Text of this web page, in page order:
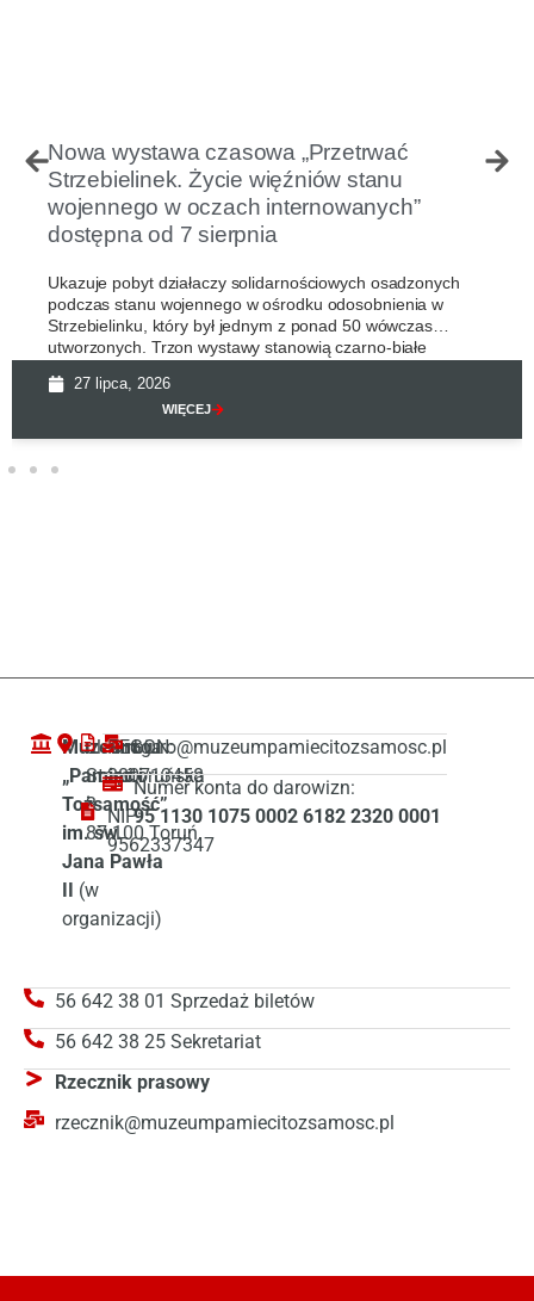
Nowa wystawa czasowa „Przetrwać
Strzebielinek. Życie więźniów stanu
wojennego w oczach internowanych”
dostępna od 7 sierpnia
Ukazuje pobyt działaczy solidarnościowych osadzonych
podczas stanu wojennego w ośrodku odosobnienia w
Strzebielinku, który był jednym z ponad 50 wówczas
utworzonych. Trzon wystawy stanowią czarno-białe
27 lipca, 2026
WIĘCEJ
Muzeum
„Pamięć i
Tożsamość”
im. św.
Jana Pawła
(w
organizacji)
ul. Droga
Starotoruńska
3
87-100 Toruń
REGON:
380713458
NIP:
9562337347
biuro@muzeumpamiecitozsamosc.pl
Numer konta do darowizn:
95 1130 1075 0002 6182 2320 0001
56 642 38 01 Sprzedaż biletów
56 642 38 25 Sekretariat
Rzecznik prasowy
rzecznik@muzeumpamiecitozsamosc.pl